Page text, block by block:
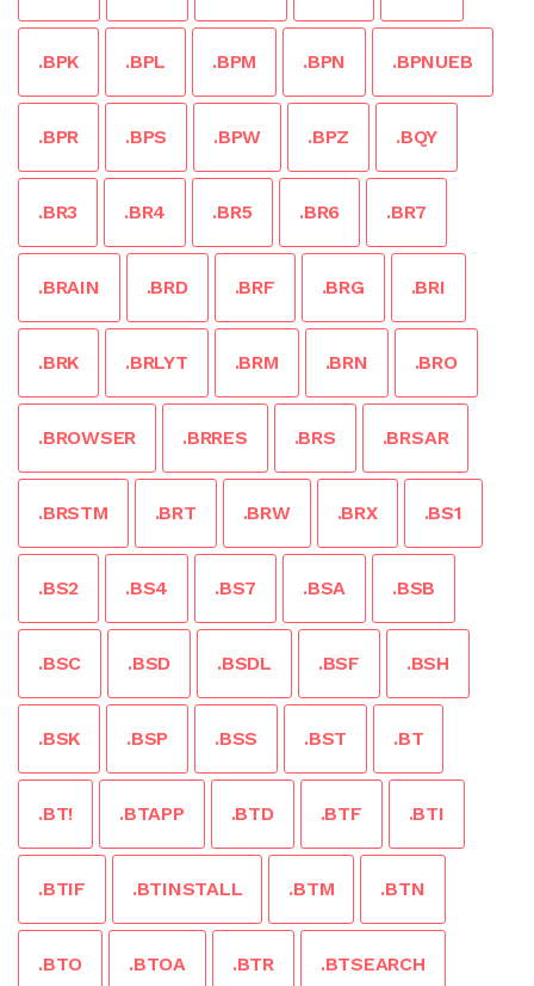
.BPK .BPL .BPM .BPN .BPNUEB
.BPR .BPS .BPW .BPZ .BQY
.BR3 .BR4 .BR5 .BR6 .BR7
.BRAIN .BRD .BRF .BRG .BRI
.BRK .BRLYT .BRM .BRN .BRO
.BROWSER .BRRES .BRS .BRSAR
.BRSTM .BRT .BRW .BRX .BS1
.BS2 .BS4 .BS7 .BSA .BSB
.BSC .BSD .BSDL .BSF .BSH
.BSK .BSP .BSS .BST .BT
.BT! .BTAPP .BTD .BTF .BTI
.BTIF .BTINSTALL .BTM .BTN
.BTO .BTOA .BTR .BTSEARCH